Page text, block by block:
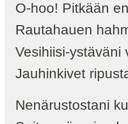
O-hoo! Pitkään
Rautahauen
Vesihiisi-ystäväni
Jauhinkivet
Nenärustostani